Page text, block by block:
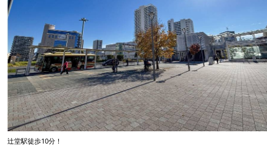
辻堂駅徒歩10分！